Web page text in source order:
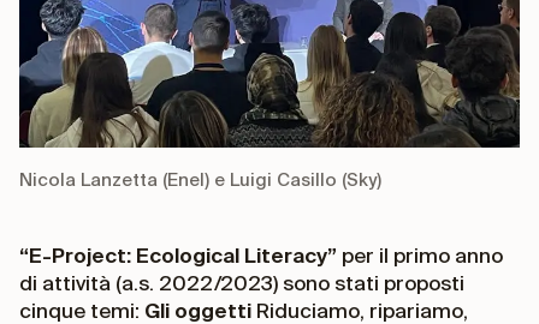
Nicola Lanzetta (Enel) e Luigi Casillo (Sky)
“E-Project: Ecological Literacy” per il primo anno
di attività (a.s. 2022/2023) sono stati proposti
cinque temi: Gli oggetti Riduciamo, ripariamo,